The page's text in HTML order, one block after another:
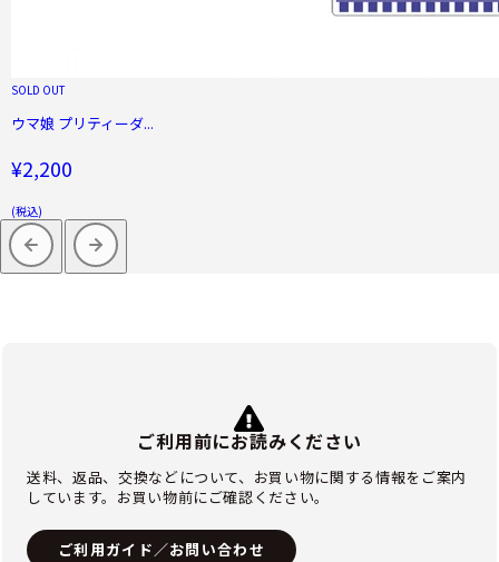
SOLD OUT
ウマ娘 プリティーダ...
¥2,200
(税込)
ご利用前にお読みください
送料、返品、交換などについて、お買い物に関する情報をご案内
しています。お買い物前にご確認ください。
ご利用ガイド／お問い合わせ